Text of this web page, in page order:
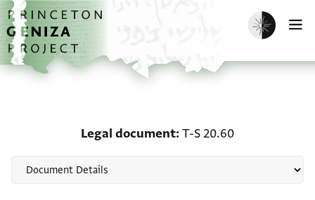
Skip to main content
home
Enable dark
Legal document T-S 20.60